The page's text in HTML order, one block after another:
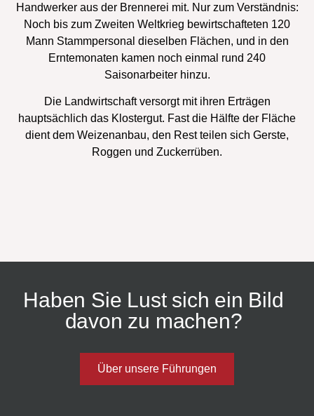
Handwerker aus der Brennerei mit. Nur zum Verständnis:
Noch bis zum Zweiten Weltkrieg bewirtschafteten 120
Mann Stammpersonal dieselben Flächen, und in den
Erntemonaten kamen noch einmal rund 240
Saisonarbeiter hinzu.
Die Landwirtschaft versorgt mit ihren Erträgen
hauptsächlich das Klostergut. Fast die Hälfte der Fläche
dient dem Weizenanbau, den Rest teilen sich Gerste,
Roggen und Zuckerrüben.
Haben Sie Lust sich ein Bild
davon zu machen?
Über unsere Führungen